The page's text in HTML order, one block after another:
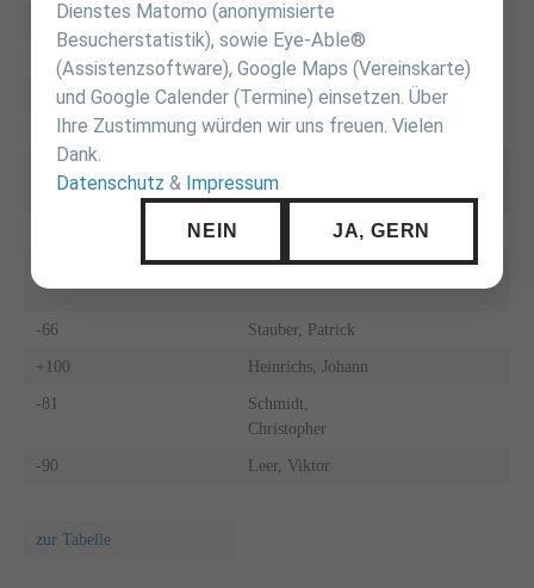
zur Tabelle
KJC Ravensburg
Reiser, Markus
-66 Stauber, Patrick
+100 Heinrichs, Johann
-81
Schmidt,
Christopher
-90 Leer, Viktor
zur Tabelle
Dienstes Matomo (anonymisierte
Besucherstatistik), sowie Eye-Able®
(Assistenzsoftware), Google Maps (Vereinskarte)
und Google Calender (Termine) einsetzen. Über
Ihre Zustimmung würden wir uns freuen. Vielen
Dank.
Datenschutz & Impressum
NEIN JA, GERN